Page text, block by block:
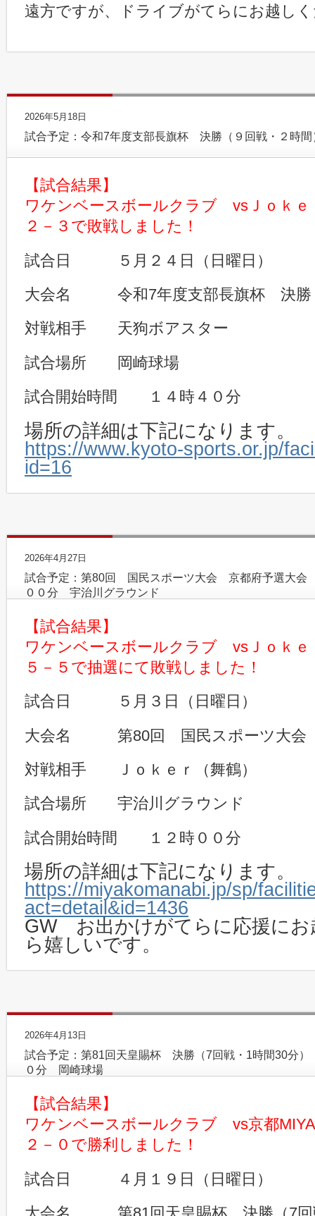
遠方ですが、ドライブがてらにお越し
試合予定：令和7年度支部長旗杯 決勝（９回戦・２時
2026年5月18日
【試合結果】
ワケンベースボールクラブ vsＪｏｋｅ
２－３で敗戦しました！
試合日 ５月２４日（日曜日）
大会名 令和7年度支部長旗杯 決勝
対戦相手 天狗ボアスター
試合場所 岡崎球場
試合開始時間 １４時４０分
場所の詳細は下記になります。
https://www.kyoto-sports.or.jp/
id=16
試合予定：第80回 国民スポーツ大会 京都府予選大
００分 宇治川グラウンド
2026年4月27日
【試合結果】
ワケンベースボールクラブ vsＪｏｋｅ
５－５で抽選にて敗戦しました！
試合日 ５月３日（日曜日）
大会名 第80回 国民スポーツ大会
対戦相手 Ｊｏｋｅｒ（舞鶴）
試合場所 宇治川グラウンド
試合開始時間 １２時００分
場所の詳細は下記になります。
https://miyakomanabi.jp/sp/
act=detail&id=1436
GW お出かけがてらに応援にお
ら嬉しいです。
試合予定：第81回天皇賜杯 決勝（7回戦・1時間30分
０分 岡崎球場
2026年4月13日
【試合結果】
ワケンベースボールクラブ vs京都
２－０で勝利しました！
試合日 ４月１９日（日曜日）